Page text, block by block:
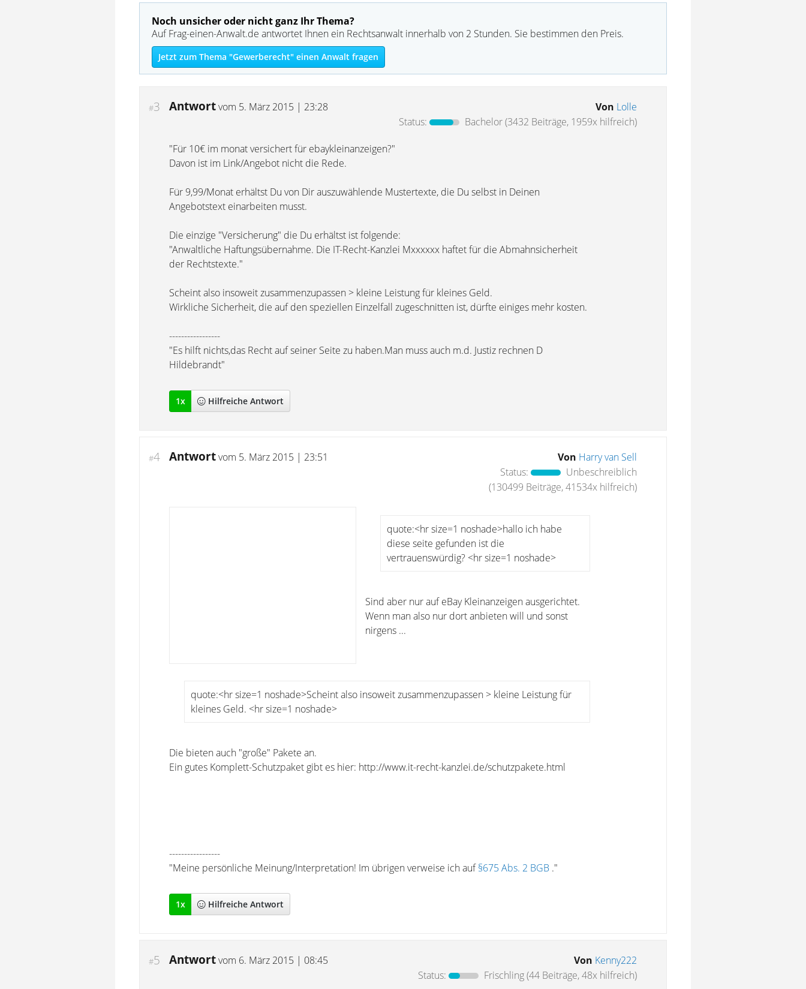
Noch unsicher oder nicht ganz Ihr Thema?
Auf Frag-einen-Anwalt.de antwortet Ihnen ein Rechtsanwalt innerhalb von 2 Stunden. Sie bestimmen den Preis.
Jetzt zum Thema "Gewerberecht" einen Anwalt fragen
#3 Antwortvom 5. März 2015 | 23:28 Von Lolle
Status:
Bachelor(3432 Beiträge, 1959x hilfreich)
"Für 10€ im monat versichert für ebaykleinanzeigen?"
Davon ist im Link/Angebot nicht die Rede.
Für 9,99/Monat erhältst Du von Dir auszuwählende Mustertexte, die Du selbst in Deinen
Angebotstext einarbeiten musst.
Die einzige "Versicherung" die Du erhältst ist folgende:
"Anwaltliche Haftungsübernahme. Die IT-Recht-Kanzlei Mxxxxxx haftet für die Abmahnsicherheit
der Rechtstexte."
Scheint also insoweit zusammenzupassen > kleine Leistung für kleines Geld.
Wirkliche Sicherheit, die auf den speziellen Einzelfall zugeschnitten ist, dürfte einiges mehr kosten.
-----------------
"Es hilft nichts,das Recht auf seiner Seite zu haben.Man muss auch m.d. Justiz rechnen D
Hildebrandt"
1x Hilfreiche Antwort
#4 Antwortvom 5. März 2015 | 23:51 Von Harry van Sell
Status:
Unbeschreiblich
(130499 Beiträge, 41534x hilfreich)
quote:<hr size=1 noshade>hallo ich habe
diese seite gefunden ist die
vertrauenswürdig? <hr size=1 noshade>
Sind aber nur auf eBay Kleinanzeigen ausgerichtet.
Wenn man also nur dort anbieten will und sonst
nirgens ...
quote:<hr size=1 noshade>Scheint also insoweit zusammenzupassen > kleine Leistung für
kleines Geld. <hr size=1 noshade>
Die bieten auch "große" Pakete an.
Ein gutes Komplett-Schutzpaket gibt es hier: http://www.it-recht-kanzlei.de/schutzpakete.html
-----------------
"Meine persönliche Meinung/Interpretation! Im übrigen verweise ich auf§675 Abs. 2 BGB ."
1x Hilfreiche Antwort
#5 Antwortvom 6. März 2015 | 08:45 Von Kenny222
Status:
Frischling(44 Beiträge, 48x hilfreich)